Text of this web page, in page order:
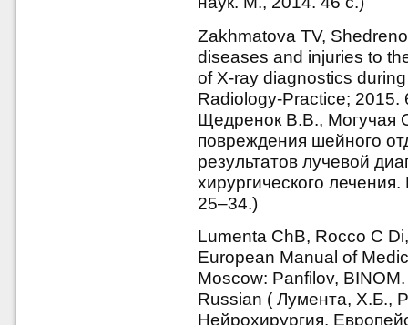
Zakhmatova TV,
diseases and injuries to
of X-ray diagnostics
Radiology-Practice; 2015.
Щедренок В.В., Могучая
повреждения шейного
результатов лучевой
хирургического
25–34.)
Lumenta ChB, Rocco C
European Manual of
Moscow: Panfilov,
Russian ( Лумента, Х.Б.,
Нейрохирургия.